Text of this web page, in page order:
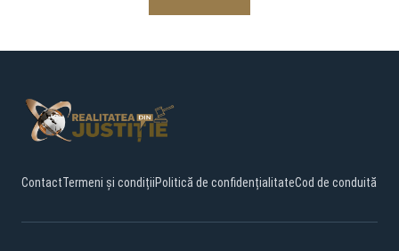
ContactTermeni și condițiiPolitică de confidențialitateCod de conduită